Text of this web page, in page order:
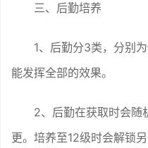
三、后勤培养
1、后勤分3类，分别
能发挥全部的效果。
2、后勤在获取时会随
更。培养至12级时会解锁